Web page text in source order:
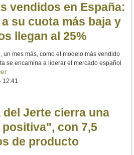
vendidos en España:
su cuota más baja y
llegan al 25%
un mes más, como el modelo más vendido
se encamina a liderar el mercado español
12:41
del Jerte cierra una
con 7,5
de producto